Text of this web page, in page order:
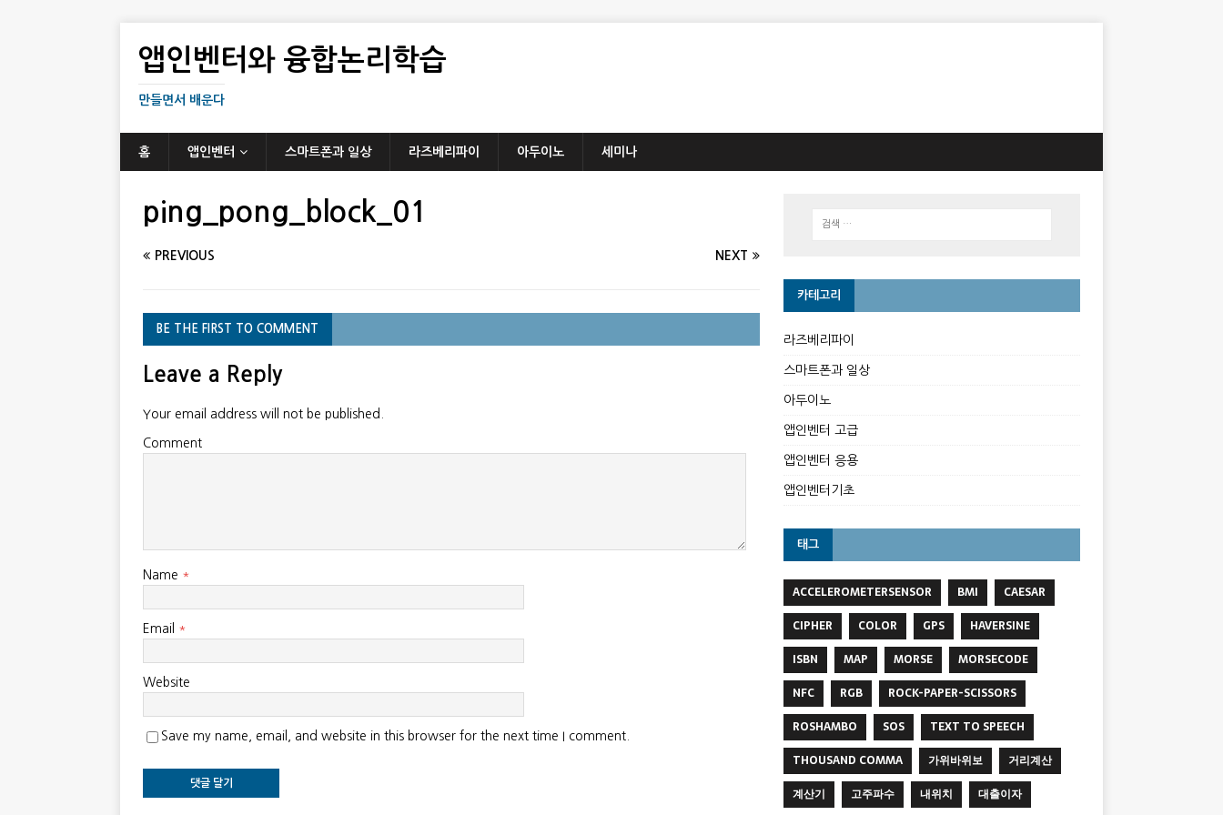
앱인벤터와 융합논리학습
만들면서 배운다
홈 앱인벤터 스마트폰과 일상 라즈베리파이 아두이노 세미나
ping_pong_block_01
PREVIOUS NEXT
BE THE FIRST TO COMMENT
Leave a Reply
Your email address will not be published.
Comment
Name *
Email *
Website
Save my name, email, and website in this browser for the next time I comment.
카테고리
라즈베리파이
스마트폰과 일상
아두이노
앱인벤터 고급
앱인벤터 응용
앱인벤터기초
태그
ACCELEROMETERSENSOR BMI
CAESAR
CIPHER
COLOR GPS
HAVERSINE
ISBN
MAP MORSE
MORSECODE
NFC
RGB
ROCK-PAPER-SCISSORS
ROSHAMBO
SOS
TEXT TO SPEECH
THOUSAND COMMA
가위바위보
거리계산
계산기
고주파수 내위치 대출이자